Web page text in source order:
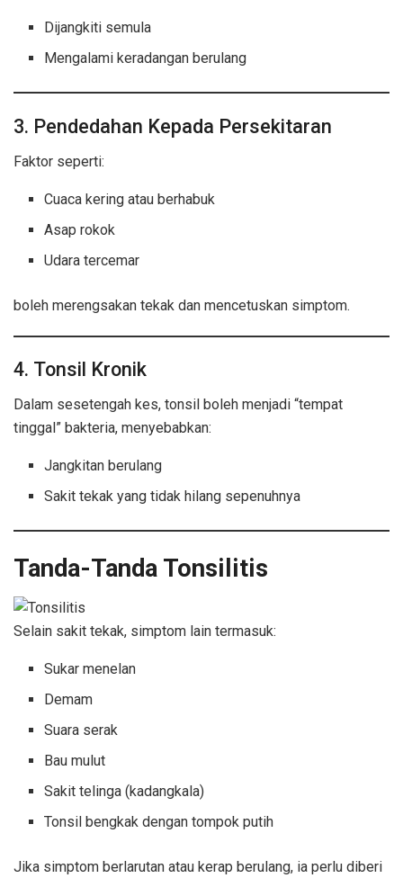
Dijangkiti semula
Mengalami keradangan berulang
3. Pendedahan Kepada Persekitaran
Faktor seperti:
Cuaca kering atau berhabuk
Asap rokok
Udara tercemar
boleh merengsakan tekak dan mencetuskan simptom.
4. Tonsil Kronik
Dalam sesetengah kes, tonsil boleh menjadi “tempat
tinggal” bakteria, menyebabkan:
Jangkitan berulang
Sakit tekak yang tidak hilang sepenuhnya
Tanda-Tanda Tonsilitis
Selain sakit tekak, simptom lain termasuk:
Sukar menelan
Demam
Suara serak
Bau mulut
Sakit telinga (kadangkala)
Tonsil bengkak dengan tompok putih
Jika simptom berlarutan atau kerap berulang, ia perlu diberi